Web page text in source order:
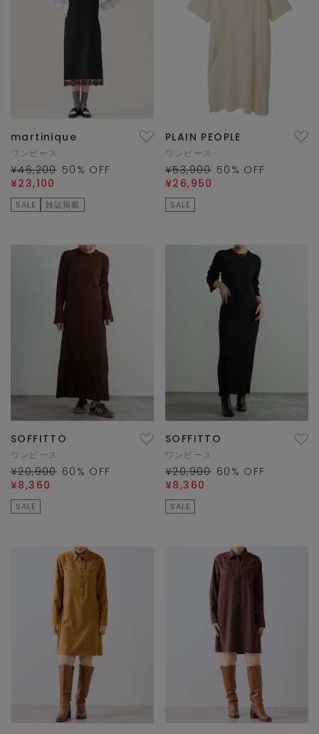
martinique
ワンピース
¥46,200 50 % OFF
¥23,100
SALE 雑誌掲載
PLAIN PEOPLE
ワンピース
¥53,900 50 % OFF
¥26,950
SALE
SOFFITTO
ワンピース
¥20,900 60 % OFF
¥8,360
SALE
SOFFITTO
ワンピース
¥20,900 60 % OFF
¥8,360
SALE